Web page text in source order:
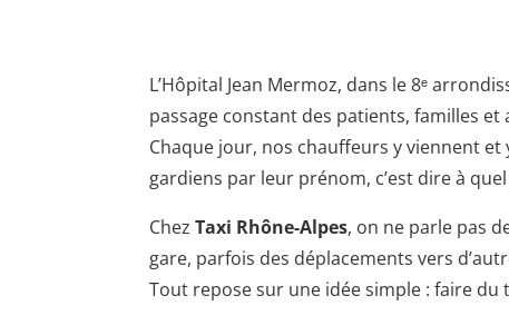
L’Hôpital Jean Mermoz, dans le 8ᵉ
passage constant des patients, familles et
Chaque jour, nos chauffeurs y viennent et
gardiens par leur prénom, c’est dire à
ChezTaxi Rhône-Alpes, on ne parle pas
gare, parfois des déplacements vers
Tout repose sur une idée simple : faire